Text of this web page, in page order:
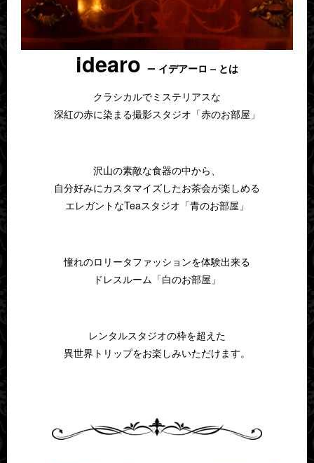
idearo – イデアーロ – とは
クラシカルでミステリアスな
深紅の赤に染まる撮影スタジオ「赤のお部屋」
沢山の素敵な食器の中から、
自分好みにカスタマイズしたお茶会が楽しめる
エレガントなTeaスタジオ「青のお部屋」
憧れのロリータファッションを体験出来る
ドレスルーム「白のお部屋」
レンタルスタジオの枠を超えた
異世界トリップをお楽しみいただけます。